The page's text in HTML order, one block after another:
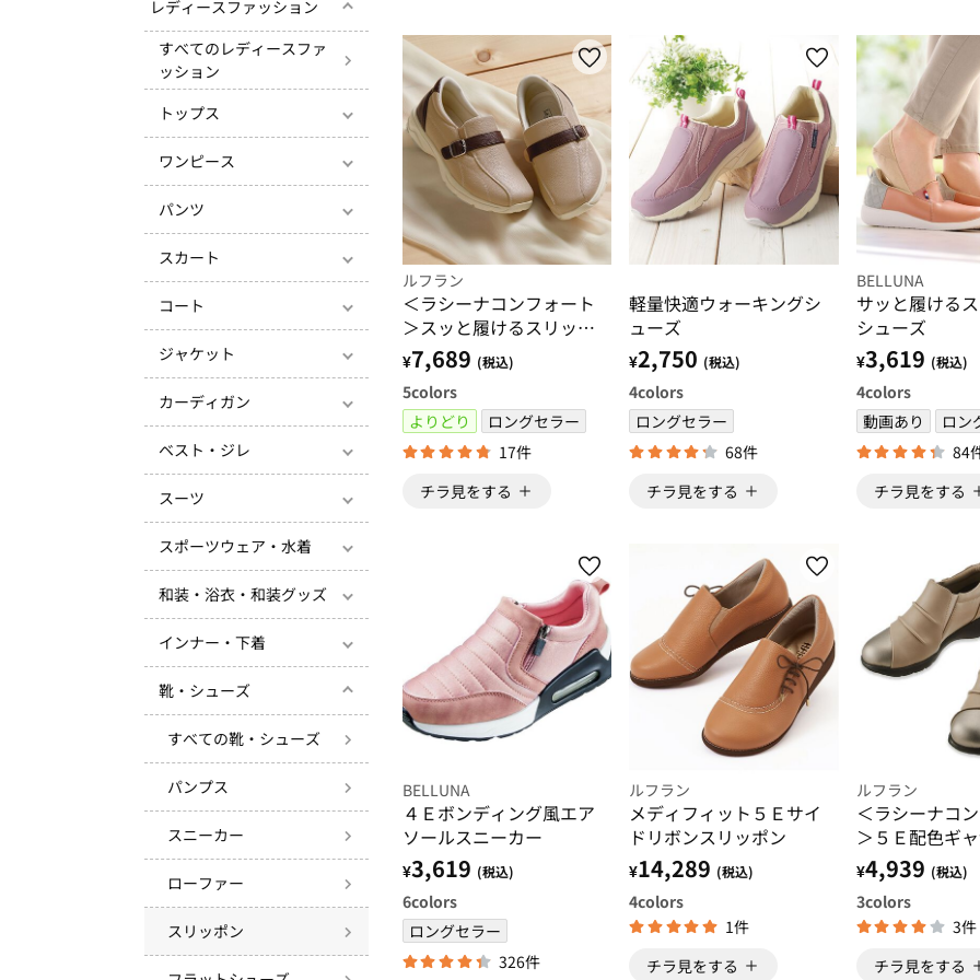
レディースファッション
すべてのレディースファ
ッション
トップス
ワンピース
パンツ
スカート
コート
ジャケット
カーディガン
ベスト・ジレ
スーツ
スポーツウェア・水着
和装・浴衣・和装グッズ
インナー・下着
靴・シューズ
すべての靴・シューズ
パンプス
スニーカー
ローファー
スリッポン
ルフラン
＜ラシーナコンフォート
＞スッと履けるスリッポ
ン
¥7,689 (税込)
5colors
よりどり
ロングセラー
17件
チラ見をする
軽量快適ウォーキングシ
ューズ
¥2,750 (税込)
4colors
ロングセラー
68件
チラ見をする
BELLUNA
サッと履ける
シューズ
¥3,619 (税込)
4colors
動画あり
ロン
84
チラ見をする
BELLUNA
４Ｅボンディング風エア
ソールスニーカー
¥3,619 (税込)
6colors
ロングセラー
326件
ルフラン
メディフィット５Ｅサイ
ドリボンスリッポン
¥14,289 (税込)
4colors
1件
チラ見をする
ルフラン
＜ラシーナコ
＞５Ｅ配色ギ
ッポン
¥4,939 (税込)
3colors
3件
チラ見をする